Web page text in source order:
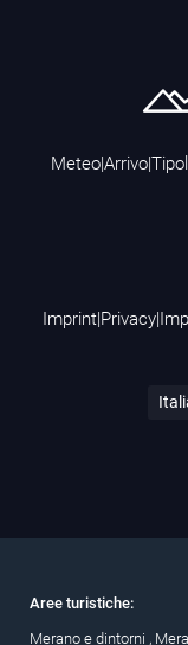
Meteo|Arrivo|
Imprint|Privacy|
Aree turistiche:
Merano e dintorni ,